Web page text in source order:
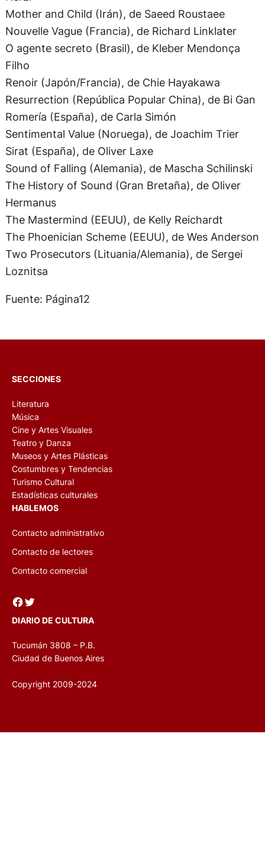
Nouvelle Vague (Francia), de Richard Linklater
O agente secreto (Brasil), de Kleber Mendonça
Filho
Renoir (Japón/Francia), de Chie Hayakawa
Resurrection (República Popular China), de Bi Gan
Romería (España), de Carla Simón
Sentimental Value (Noruega), de Joachim Trier
Sirat (España), de Oliver Laxe
Sound of Falling (Alemania), de Mascha Schilinski
The History of Sound (Gran Bretaña), de Oliver
Hermanus
The Mastermind (EEUU), de Kelly Reichardt
The Phoenician Scheme (EEUU), de Wes Anderson
Two Prosecutors (Lituania/Alemania), de Sergei
Loznitsa
Fuente: Página12
Literatura
Cine y Artes Visuales
Teatro y Danza
Museos y Artes Plásticas
Costumbres y Tendencias
Turismo Cultural
Estadísticas culturales
HABLEMOS
Contacto administrativo
Contacto de lectores
Contacto comercial
DIARIO DE CULTURA
Tucumán 3808 – P.B.
Copyright 2009-2024